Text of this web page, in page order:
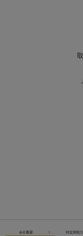
会社概要 | 特定商取